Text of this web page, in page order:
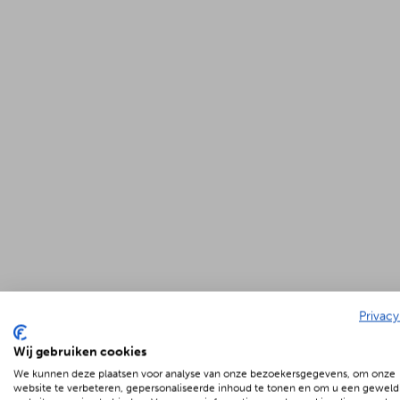
Wij gebruiken cookies
We kunnen deze plaatsen voor analyse van onze bezoekersgegevens, om onze
website te verbeteren, gepersonaliseerde inhoud te tonen en om u een